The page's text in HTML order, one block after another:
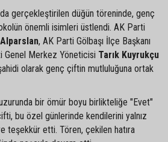
gerçekleştirilen düğün töreninde, genç
önemli isimleri üstlendi. AK Parti
, AK Parti Gölbaşı İlçe Başkanı
Genel Merkez Yöneticisi Tarık Kuyrukçu
olarak genç çiftin mutluluğuna ortak
bir ömür boyu birlikteliğe "Evet"
bu özel günlerinde kendilerini yalnız
teşekkür etti. Tören, çekilen hatıra